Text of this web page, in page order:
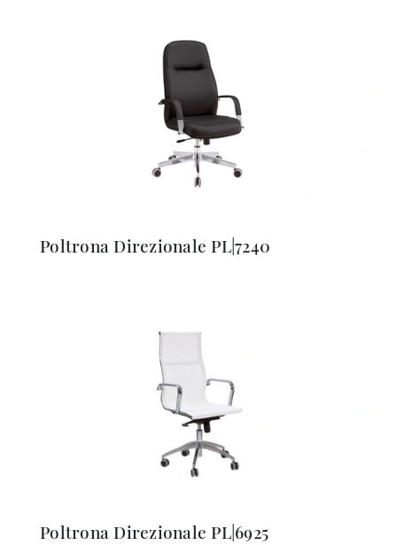
Poltrona Direzionale PL|7240
Poltrona Direzionale PL|6925